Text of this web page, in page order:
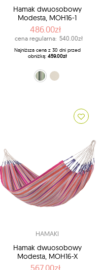
Hamak dwuosobowy
Modesta, MOH16-1
486.00zł
cena regularna: 540.00zł
Najniższa cena z 30 dni przed
obniżką: 459.00zł
zielono-oliwkowy (14 - Olive)
ecru (X1 - Latte)
HAMAKI
Hamak dwuosobowy
Modesta, MOH16-X
567.00zł